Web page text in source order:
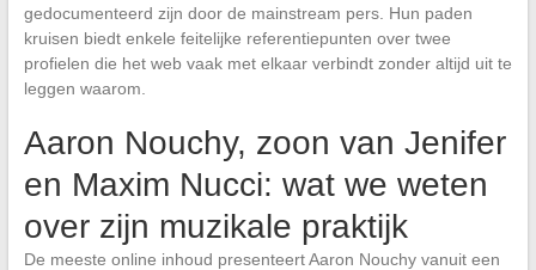
gedocumenteerd zijn door de mainstream pers. Hun paden
kruisen biedt enkele feitelijke referentiepunten over twee
profielen die het web vaak met elkaar verbindt zonder altijd uit te
leggen waarom.
Aaron Nouchy, zoon van Jenifer
en Maxim Nucci: wat we weten
over zijn muzikale praktijk
De meeste online inhoud presenteert Aaron Nouchy vanuit een